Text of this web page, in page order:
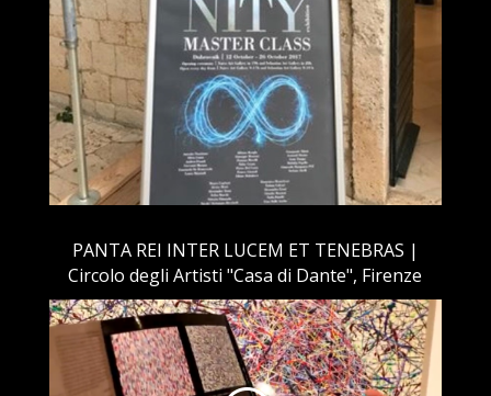
PANTA REI INTER LUCEM ET TENEBRAS |
Circolo degli Artisti "Casa di Dante", Firenze